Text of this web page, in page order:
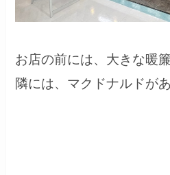
お店の前には、大きな暖
隣には、マクドナルドがあ